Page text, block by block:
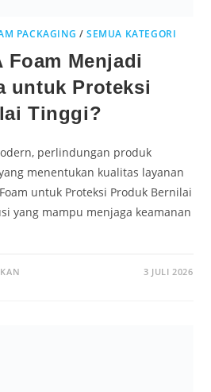
PACKAGING /SEMUA KATEGORI
Foam Menjadi
untuk Proteksi
Tinggi?
perlindungan produk
menentukan kualitas layanan
untuk Proteksi Produk Bernilai
yang mampu menjaga keamanan
3 JULI 2026